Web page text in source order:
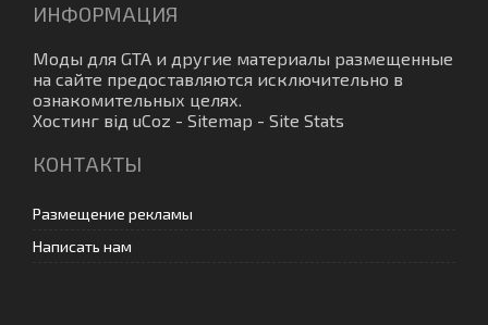
ИНФОРМАЦИЯ
Моды для GTA и другие материалы размещенные
на сайте предоставляются исключительно в
ознакомительных целях.
Хостинг від uCoz - Sitemap - Site Stats
КОНТАКТЫ
Размещение рекламы
Написать нам